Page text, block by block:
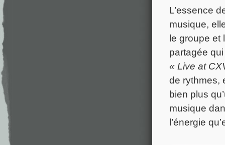
L’essence
musique,
le groupe et
partagée
« Live at
de rythmes,
bien plus
musique
l’énergie